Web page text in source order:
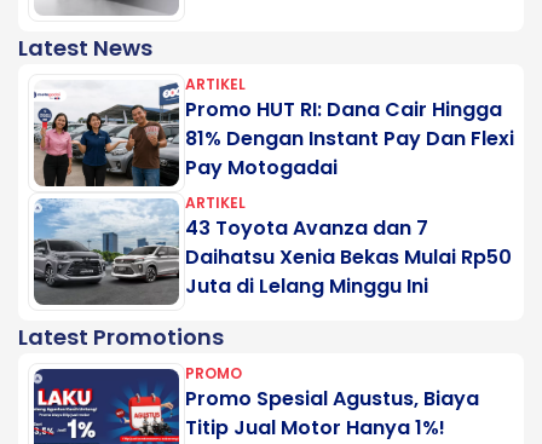
Latest News
ARTIKEL
Promo HUT RI: Dana Cair Hingga
81% Dengan Instant Pay Dan Flexi
Pay Motogadai
ARTIKEL
43 Toyota Avanza dan 7
Daihatsu Xenia Bekas Mulai Rp50
Juta di Lelang Minggu Ini
Latest Promotions
PROMO
Promo Spesial Agustus, Biaya
Titip Jual Motor Hanya 1%!